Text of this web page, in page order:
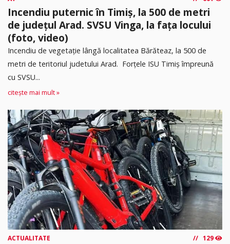
Incendiu puternic în Timiș, la 500 de metri
de județul Arad. SVSU Vinga, la fața locului
(foto, video)
Incendiu de vegetație lângă localitatea Bărăteaz, la 500 de
metri de teritoriul judetului Arad. Forțele ISU Timiș împreună
cu SVSU...
citește mai mult »
ACTUALITATE 129